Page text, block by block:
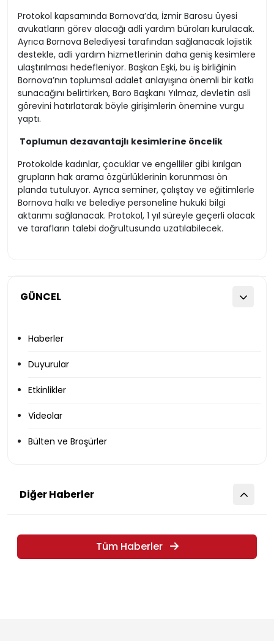
GÜNCEL
Haberler
Duyurular
Etkinlikler
Videolar
Bülten ve Broşürler
Protokol kapsamında Bornova’da, İzmir Barosu üyesi
avukatların görev alacağı adli yardım büroları kurulacak.
Ayrıca Bornova Belediyesi tarafından sağlanacak lojistik
destekle, adli yardım hizmetlerinin daha geniş kesimlere
ulaştırılması hedefleniyor. Başkan Eşki, bu iş birliğinin
Bornova’nın toplumsal adalet anlayışına önemli bir katkı
sunacağını belirtirken, Baro Başkanı Yılmaz, devletin asli
görevini hatırlatarak böyle girişimlerin önemine vurgu
yaptı.
Toplumun dezavantajlı kesimlerine öncelik
Protokolde kadınlar, çocuklar ve engelliler gibi kırılgan
grupların hak arama özgürlüklerinin korunması ön
planda tutuluyor. Ayrıca seminer, çalıştay ve eğitimlerle
Bornova halkı ve belediye personeline hukuki bilgi
aktarımı sağlanacak. Protokol, 1 yıl süreyle geçerli olacak
ve tarafların talebi doğrultusunda uzatılabilecek.
Diğer Haberler
Tüm Haberler